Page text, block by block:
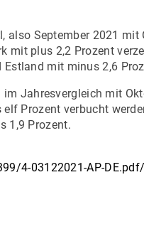
September 2021
mit plus 2,2 Prozent
mit minus 2,6
Jahresvergleich mit
Prozent verbucht
1,9 Prozent.
4-03122021-AP-